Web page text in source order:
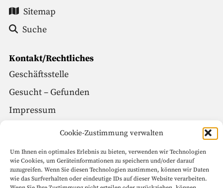
Cookie-Zustimmung verwalten
Um Ihnen ein optimales Erlebnis zu bieten, verwenden wir Technologien
wie Cookies, um Geräteinformationen zu speichern und/oder darauf
zuzugreifen. Wenn Sie diesen Technologien zustimmen, können wir Daten
wie das Surfverhalten oder eindeutige IDs auf dieser Website verarbeiten.
Sitemap
Suche
Kontakt/Rechtliches
Geschäftsstelle
Gesucht – Gefunden
Impressum
Social Media
Facebook